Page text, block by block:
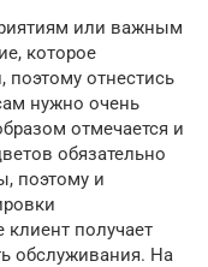
или важным
которое
поэтому отнестись
нужно очень
отмечается и
обязательно
поэтому и
получает
обслуживания. На